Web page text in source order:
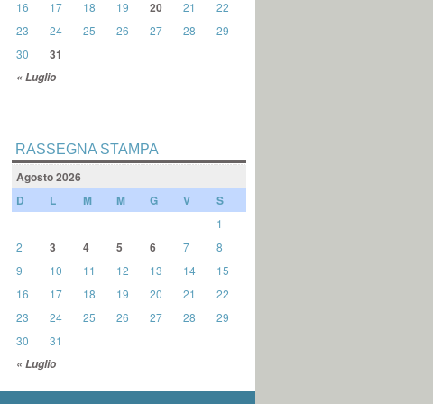
« Luglio
16
17 18 19 20 21
22
23
24 25 26 27 28
29
30
31
RASSEGNA STAMPA
Agosto 2026
D
L M M G V S
« Luglio
1
2
3 4 5 6 7
8
9
10 11 12 13 14
15
16
17 18 19 20 21
22
23
24 25 26 27 28
29
30
31